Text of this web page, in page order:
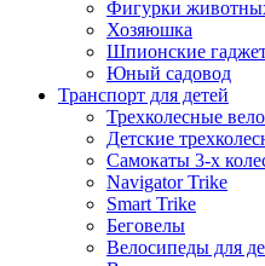
Фигурки
Хозяюшка
Шпионские
Юный садовод
Транспорт для детей
Трехколесные
Детские
Самокаты 3-х
Navigator Trike
Smart Trike
Беговелы
Велосипеды для